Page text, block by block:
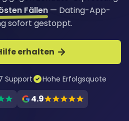
Fällen — Dating-App-
sofort gestoppt.
erhalten
Support Hohe Erfolgsquote
4.9